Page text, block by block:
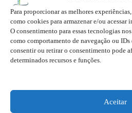
Para proporcionar as melhores
como cookies para armazenar e/ou
O consentimento para essas tecnologias
como comportamento de navegação ou
consentir ou retirar o consentimento pode
determinados recursos e funções.
Aceitar
O site é um movimento
Participe você também!
Podemos fazer muito
se nos unirmos!
Inscreva-se na